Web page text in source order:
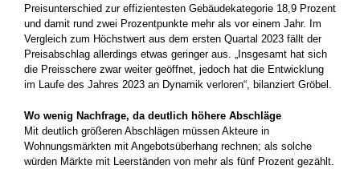
Preisunterschied zur effizientesten Gebäudekategorie 18,9 Prozent
und damit rund zwei Prozentpunkte mehr als vor einem Jahr. Im
Vergleich zum Höchstwert aus dem ersten Quartal 2023 fällt der
Preisabschlag allerdings etwas geringer aus. „Insgesamt hat sich
die Preisschere zwar weiter geöffnet, jedoch hat die Entwicklung
im Laufe des Jahres 2023 an Dynamik verloren“, bilanziert Gröbel.
Wo wenig Nachfrage, da deutlich höhere Abschläge
Mit deutlich größeren Abschlägen müssen Akteure in
Wohnungsmärkten mit Angebotsüberhang rechnen; als solche
würden Märkte mit Leerständen von mehr als fünf Prozent gezählt.